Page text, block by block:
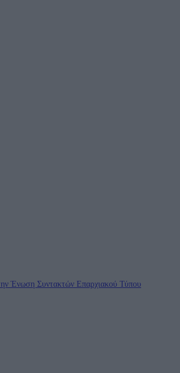
Ένωση Συντακτών Επαρχιακού Τύπου